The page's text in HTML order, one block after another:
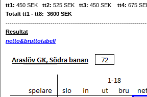
tt1: 450 SEK tt2: 525 SEK tt3: 450 SEK tt4: 675
Totalt tt1 - tt8: 3600 SEK
Resultat
netto&bruttotabell